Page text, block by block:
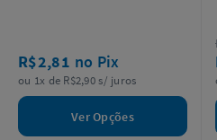
R$2,81 no Pix
ou 1x de R$2,90 s/ juros
Ver Opções